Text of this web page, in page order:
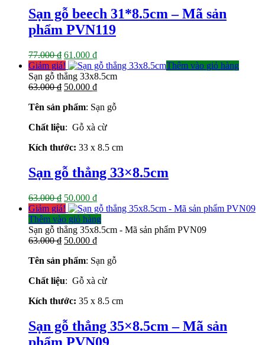
là:
77.000 ₫.
tại
là:
61.000 ₫.
Sạn gỗ beech 31*8.5cm – Mã sản
phẩm PVN119
77.000₫ Giá
gốc
là:
77.000 ₫.
61.000 ₫Giá
hiện
tại
là:
Giảm giá!
Thêm vào giỏ hàng
Sạn gỗ thẳng 33x8.5cm
63.000₫ Giá
là:
50.000 ₫Giá
tại
50.000 ₫.
Tên sản phẩm: Sạn gỗ
Chất liệu: Gỗ xà cừ
Kích thước: 33 x 8.5 cm
Sạn gỗ thẳng 33×8.5cm
63.000₫ Giá
gốc
là:
63.000 ₫.
50.000 ₫Giá
hiện
tại
là:
50.000 ₫.
Giảm giá!
Thêm vào giỏ hàng
Sạn gỗ thẳng 35x8.5cm - Mã sản phẩm PVN09
63.000₫ Giá
là:
50.000 ₫Giá
tại
50.000 ₫.
Tên sản phẩm: Sạn gỗ
Chất liệu: Gỗ xà cừ
Kích thước: 35 x 8.5 cm
Sạn gỗ thẳng 35×8.5cm – Mã sản
phẩm PVN09